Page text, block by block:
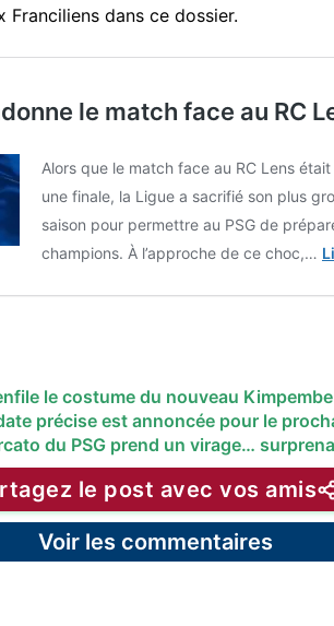
Franciliens dans ce dossier.
le match face au RC
Alors que le match face au RC Lens
une finale, la Ligue a sacrifié son plus
saison pour permettre au PSG de
champions. À l’approche de ce choc,…
le costume du nouveau
précise est annoncée pour le
du PSG prend un virage…
le post avec vos amis
Voir les commentaires